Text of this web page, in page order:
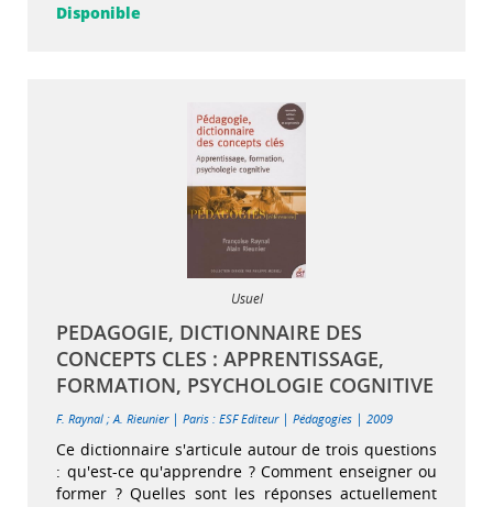
Disponible
Usuel
PEDAGOGIE, DICTIONNAIRE DES
CONCEPTS CLES : APPRENTISSAGE,
FORMATION, PSYCHOLOGIE COGNITIVE
F. Raynal ; A. Rieunier | Paris : ESF Editeur| Pédagogies | 2009
Ce dictionnaire s'articule autour de trois questions
: qu'est-ce qu'apprendre ? Comment enseigner ou
former ? Quelles sont les réponses actuellement